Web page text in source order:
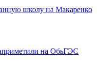
школу на Макаренко
на ОбьГЭС